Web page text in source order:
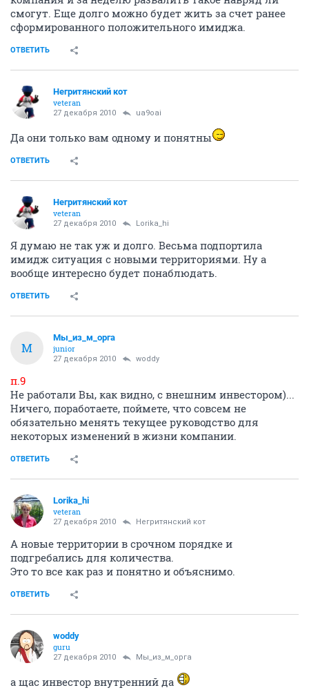
смогут. Еще долго можно будет жить за счет ранее
сформированного положительного имиджа.
ОТВЕТИТЬ
Негритянский кот
veteran
27 декабря 2010 ua9oai
Да они только вам одному и понятны
ОТВЕТИТЬ
Негритянский кот
veteran
27 декабря 2010 Lorika_hi
Я думаю не так уж и долго. Весьма подпортила
имидж ситуация с новыми территориями. Ну а
вообще интересно будет понаблюдать.
ОТВЕТИТЬ
М
Мы_из_м_орга
junior
27 декабря 2010 woddy
п.9
Не работали Вы, как видно, с внешним инвестором)...
Ничего, поработаете, поймете, что совсем не
обязательно менять текущее руководство для
некоторых изменений в жизни компании.
ОТВЕТИТЬ
Lorika_hi
veteran
27 декабря 2010 Негритянский кот
А новые территории в срочном порядке и
подгребались для количества.
Это то все как раз и понятно и объяснимо.
ОТВЕТИТЬ
woddy
guru
27 декабря 2010 Мы_из_м_орга
а щас инвестор внутренний да